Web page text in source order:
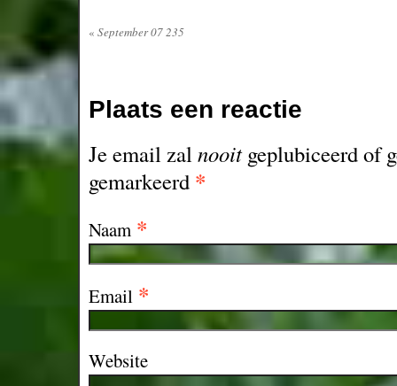
« September 07 235
Plaats een reactie
Je email zalnooitgeplubiceerd of
gemarkeerd *
Naam *
Email *
Website